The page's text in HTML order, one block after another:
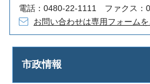
電話：0480-22-1111 ファクス：
お問い合わせは専用フォームを
市政情報